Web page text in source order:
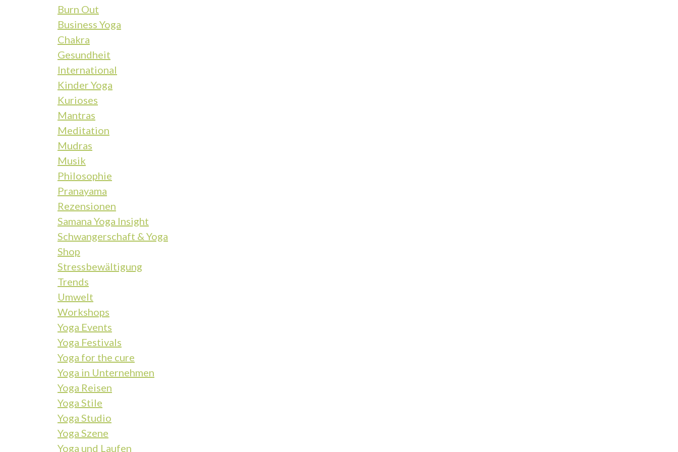
Burn Out
Business Yoga
Chakra
Gesundheit
International
Kinder Yoga
Kurioses
Mantras
Meditation
Mudras
Musik
Philosophie
Pranayama
Rezensionen
Samana Yoga Insight
Schwangerschaft & Yoga
Shop
Stressbewältigung
Trends
Umwelt
Workshops
Yoga Events
Yoga Festivals
Yoga for the cure
Yoga in Unternehmen
Yoga Reisen
Yoga Stile
Yoga Studio
Yoga Szene
Yoga und Laufen